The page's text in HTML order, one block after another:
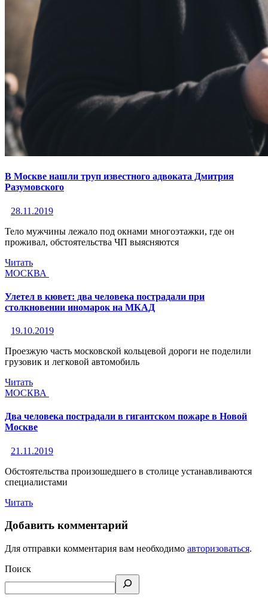
В Москве нашли труп известного адвоката Дмитрия
Разумовского
28.11.2019
Тело мужчины лежало под окнами многоэтажки, где он
проживал, обстоятельства ЧП выясняются
Читать
МОСКВА
Улетел в кювет: два человека пострадали при
столкновении иномарок на МКАД
19.10.2019
Проезжую часть московской кольцевой дороги не поделили
грузовик и легковой автомобиль
Читать
МОСКВА
Два человека пострадали в гигантском пожаре в Новой
Москве
21.11.2019
Обстоятельства произошедшего в столице устанавливаются
специалистами
Читать
Добавить комментарий
Для отправки комментария вам необходимо авторизоваться.
Поиск